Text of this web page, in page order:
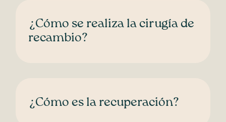
¿Cómo se realiza la cirugía de
recambio?
¿Cómo es la recuperación?